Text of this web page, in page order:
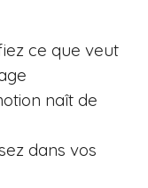
ce que veut
naît de
dans vos